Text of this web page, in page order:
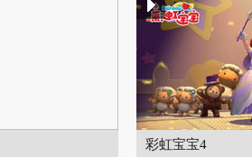
彩虹宝宝4